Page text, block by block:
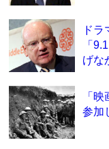
ド
「
げな
「
参加